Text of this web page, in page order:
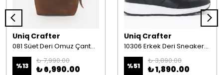
Uniq Crafter
081 Süet Deri Omuz Çantası Taba
%13
₺ 7,990.00
₺ 6,990.00
Uniq Crafter
10306 Erkek Deri Sneakers Lacivert
%51
₺ 3,890.00
₺ 1,890.00